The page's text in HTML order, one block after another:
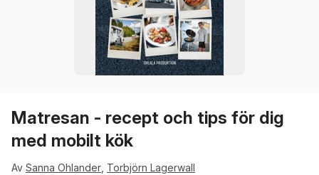
Matresan - recept och tips för dig
med mobilt kök
Av Sanna Ohlander Torbjörn Lagerwall